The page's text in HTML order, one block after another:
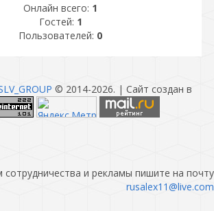
Онлайн всего: 1
Гостей: 1
Пользователей: 0
© 2014-2026. | Сайт создан в
и рекламы пишите на почту
rusalex11@live.com